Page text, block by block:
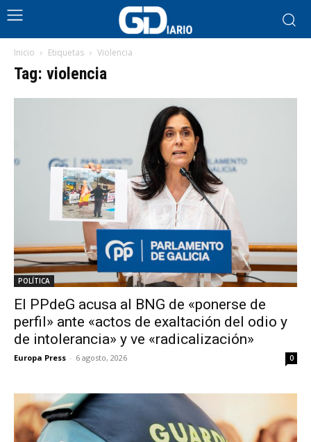
Inicio Etiquetas Violencia
Tag: violencia
POLÍTICA
El PPdeG acusa al BNG de «ponerse de
perfil» ante «actos de exaltación del odio y
de intolerancia» y ve «radicalización»
Europa Press - 6 agosto, 2026 0